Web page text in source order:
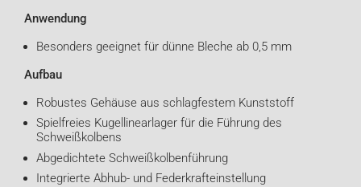
Anwendung
Besonders geeignet für dünne Bleche ab 0,5 mm
Aufbau
Robustes Gehäuse aus schlagfestem Kunststoff
Spielfreies Kugellinearlager für die Führung des
Schweißkolbens
Abgedichtete Schweißkolbenführung
Integrierte Abhub- und Federkrafteinstellung